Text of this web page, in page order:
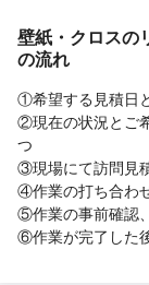
壁紙・クロスの
の流れ
①希望する見積日
②現在の状況とご
つ
③現場にて訪問見
④作業の打ち合わ
⑤作業の事前確認
⑥作業が完了した